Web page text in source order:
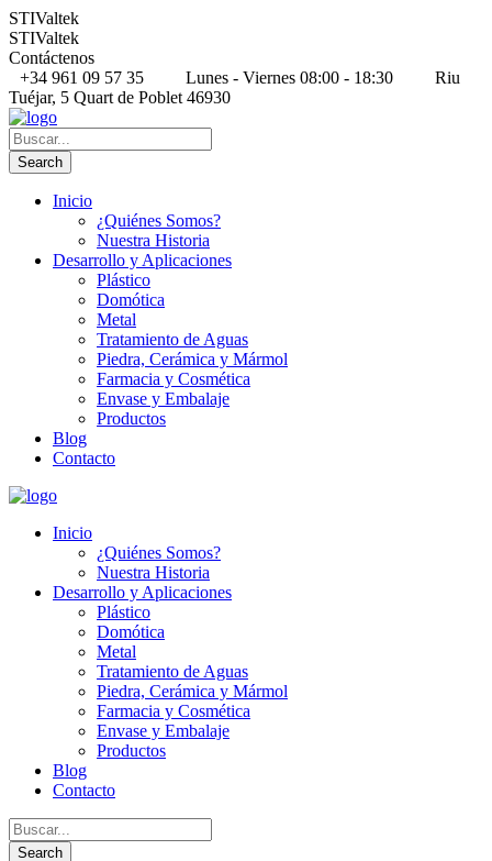
STIValtek
STIValtek
Contáctenos
+34 961 09 57 35
Lunes - Viernes 08:00 - 18:30
Riu
Tuéjar, 5 Quart de Poblet 46930
Inicio
¿Quiénes Somos?
Nuestra Historia
Desarrollo y Aplicaciones
Plástico
Domótica
Metal
Tratamiento de Aguas
Piedra, Cerámica y Mármol
Farmacia y Cosmética
Envase y Embalaje
Productos
Blog
Contacto
Inicio
¿Quiénes Somos?
Nuestra Historia
Desarrollo y Aplicaciones
Plástico
Domótica
Metal
Tratamiento de Aguas
Piedra, Cerámica y Mármol
Farmacia y Cosmética
Envase y Embalaje
Productos
Blog
Contacto